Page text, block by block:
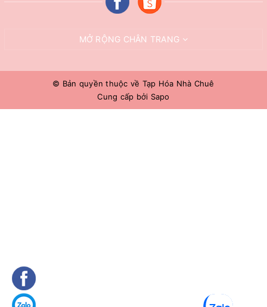
MỞ RỘNG CHÂN TRANG
© Bản quyền thuộc về Tạp Hóa Nhà Chuê
Cung cấp bởi Sapo